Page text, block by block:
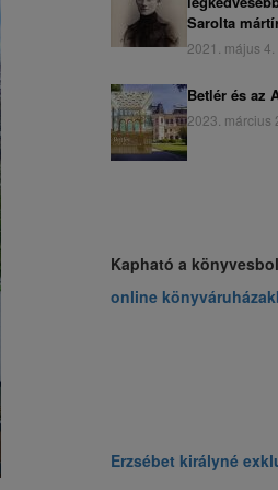
Sarolta
2021. május 4.
Betlér és az
2023. március
Kapható a
online
Erzsébet királyné